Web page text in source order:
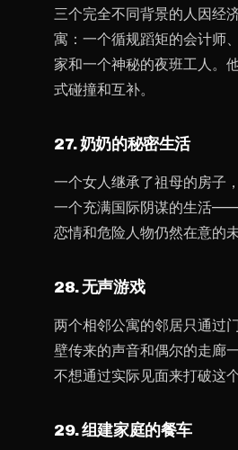
三个完全不同背景的人因经
寓：一个循规蹈矩的会计师
家和一个神秘的夜班工人。
式碰撞和互补。
27. 奶奶的秘密生活
一个女人继承了祖母的房子
一个充满国际阴谋的生活
恋情和危险人物仍然在意的
28. 无声游戏
两个相邻公寓的邻居只通过
壁传来的声音和偶尔的走廊
不想通过实际见面来打破这个
29. 组建家庭的餐车